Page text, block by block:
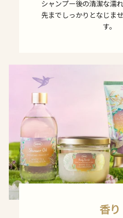
シャンプー後の清潔な濡
先までしっかりとなじま
す。
香り